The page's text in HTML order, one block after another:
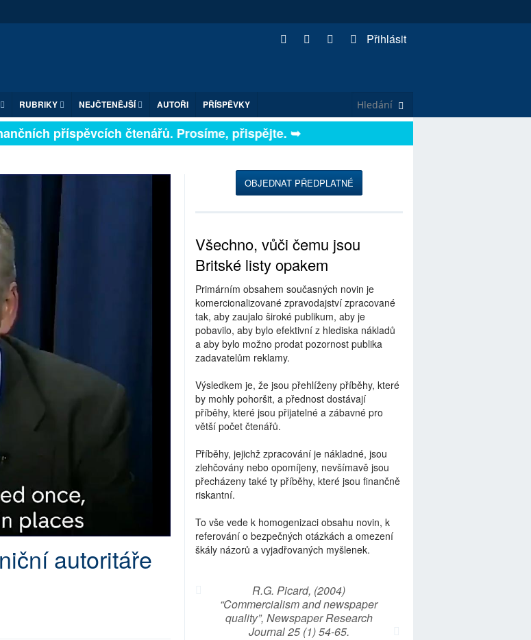
Přihlásit
RUBRIKY NEJČTENĚJŠÍ AUTOŘI PŘÍSPĚVKY
příspěvcích čtenářů. Prosíme, přispějte. ➥
autoritáře
OBJEDNAT PŘEDPLATNÉ
Všechno, vůči čemu jsou
Britské listy opakem
Primárním obsahem současných novin je
komercionalizované zpravodajství zpracované
tak, aby zaujalo široké publikum, aby je
pobavilo, aby bylo efektivní z hlediska nákladů
a aby bylo možno prodat pozornost publika
zadavatelům reklamy.
Výsledkem je, že jsou přehlíženy příběhy, které
by mohly pohoršit, a přednost dostávají
příběhy, které jsou přijatelné a zábavné pro
větší počet čtenářů.
Příběhy, jejichž zpracování je nákladné, jsou
zlehčovány nebo opomíjeny, nevšímavě jsou
přecházeny také ty příběhy, které jsou finančně
riskantní.
To vše vede k homogenizaci obsahu novin, k
referování o bezpečných otázkách a omezení
škály názorů a vyjadřovaných myšlenek.
R.G. Picard, (2004)
“Commercialism and newspaper
quality”, Newspaper Research
Journal 25 (1) 54-65.